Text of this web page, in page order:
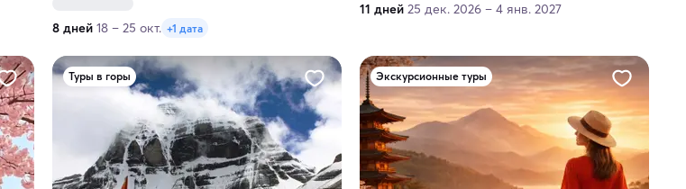
8 дней 18 – 25 окт. +1 дата
11 дней 25 дек. 2026 – 4 янв. 2027
Туры в горы Экскурсионные туры